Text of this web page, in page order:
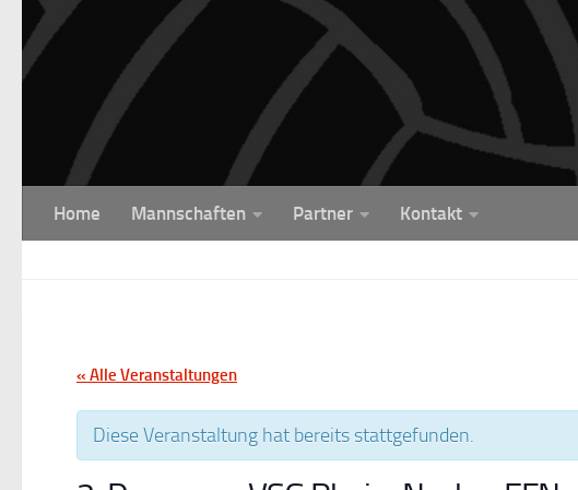
Unter dem Inhalt
Home Mannschaften Partner Kontakt
« Alle Veranstaltungen
Diese Veranstaltung hat bereits stattgefunden.